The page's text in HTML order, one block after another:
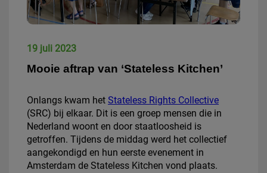
19 juli 2023
Mooie aftrap van ‘Stateless Kitchen’
Onlangs kwam het Stateless Rights Collective
(SRC) bij elkaar. Dit is een groep mensen die in
Nederland woont en door staatloosheid is
getroffen. Tijdens de middag werd het collectief
aangekondigd en hun eerste evenement in
Amsterdam de Stateless Kitchen vond plaats.